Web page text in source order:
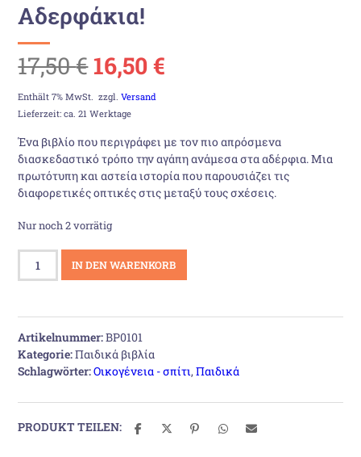
Αδερφάκια!
17,50€ Ursprünglicher
Preis
war:
17,50 €
16,50€
ist:
16,50 €.
Enthält 7% MwSt. zzgl.Versand
Lieferzeit: ca. 21 Werktage
Ένα βιβλίο που περιγράφει με τον πιο απρόσμενα
διασκεδαστικό τρόπο την αγάπη ανάμεσα στα αδέρφια. Μια
πρωτότυπη και αστεία ιστορία που παρουσιάζει τις
διαφορετικές οπτικές στις μεταξύ τους σχέσεις.
Nur noch 2 vorrätig
Αδερφάκια!
Menge
IN DEN WARENKORB
Artikelnummer:BP0101
Kategorie:Παιδικά βιβλία
Schlagwörter:Οικογένεια - σπίτι,Παιδικά
PRODUKT TEILEN: